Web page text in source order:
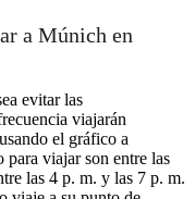
a Múnich en
evitar las
viajarán
el gráfico a
viajar son entre las
las 4 p. m. y las 7 p. m.